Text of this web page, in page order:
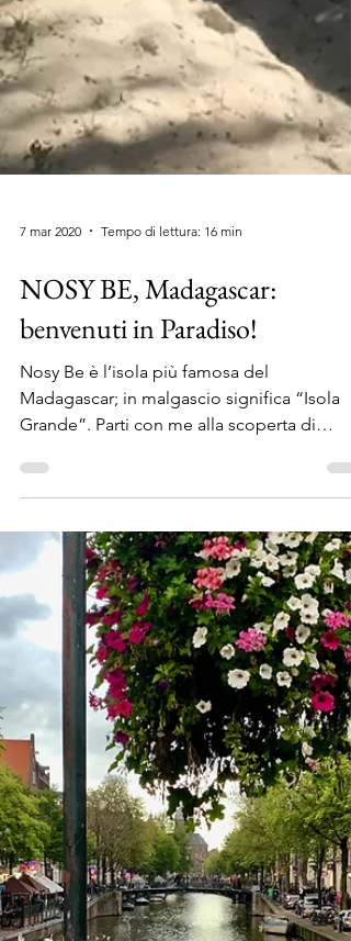
7 mar 2020 Tempo di lettura: 16 min
NOSY BE, Madagascar:
benvenuti in Paradiso!
Madagascar; in malgascio significa “Isola
Grande”. Parti con me alla scoperta di
questo tesoro.